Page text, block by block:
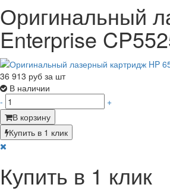
Оригинальный
Enterprise
36 913 руб за шт
В наличии
-
+
В корзину
Купить в 1 клик
Купить в 1 клик